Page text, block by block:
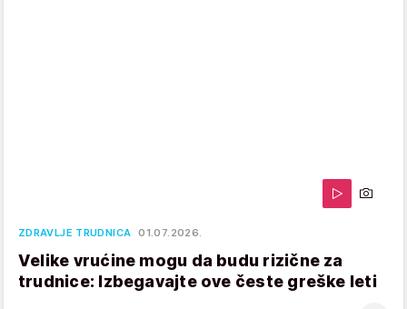
ZDRAVLJE TRUDNICA 01.07.2026.
Velike vrućine mogu da budu rizične za
trudnice: Izbegavajte ove česte greške leti